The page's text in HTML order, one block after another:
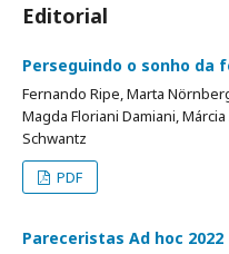
Editorial
Perseguindo o sonho da
Fernando Ripe, Marta
Magda Floriani Damiani,
Schwantz
PDF
Pareceristas Ad hoc 2022